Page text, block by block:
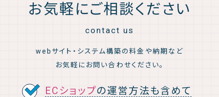
お気軽にご相談ください
contact us
webサイト・システム構築の料金や納期など
お気軽にお問い合わせください。
ECショップの運営方法も含めて